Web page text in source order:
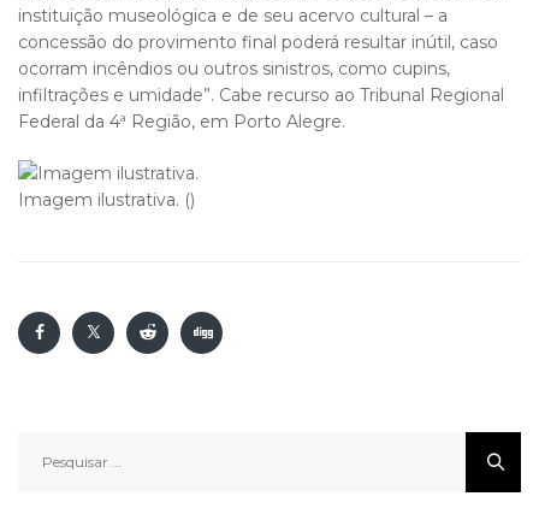
instituição museológica e de seu acervo cultural – a
concessão do provimento final poderá resultar inútil, caso
ocorram incêndios ou outros sinistros, como cupins,
infiltrações e umidade”. Cabe recurso ao Tribunal Regional
Federal da 4ª Região, em Porto Alegre.
Imagem ilustrativa. ()
por: